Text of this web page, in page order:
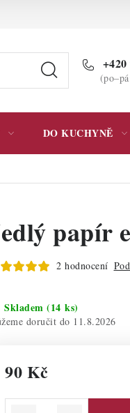
Podmínky
+420
DO KUCHYNĚ
papír
2 hodnocení
Skladem (14 ks)
11.8.2026
90 Kč